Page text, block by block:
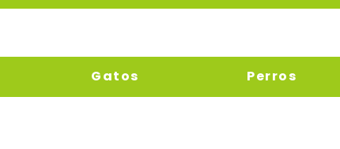
Gatos Perros